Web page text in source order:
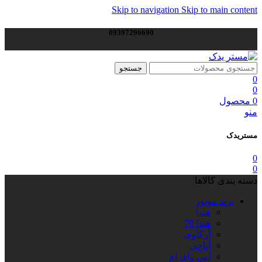
Skip to navigation Skip to main content
09397296690
جستجو
0
0
0 محصول
منو
مستریدک
0
0
دسته بندی کالاها
برند موتور
هندا
هندا 70
آرکاوی
آپاچی
اس وای ام